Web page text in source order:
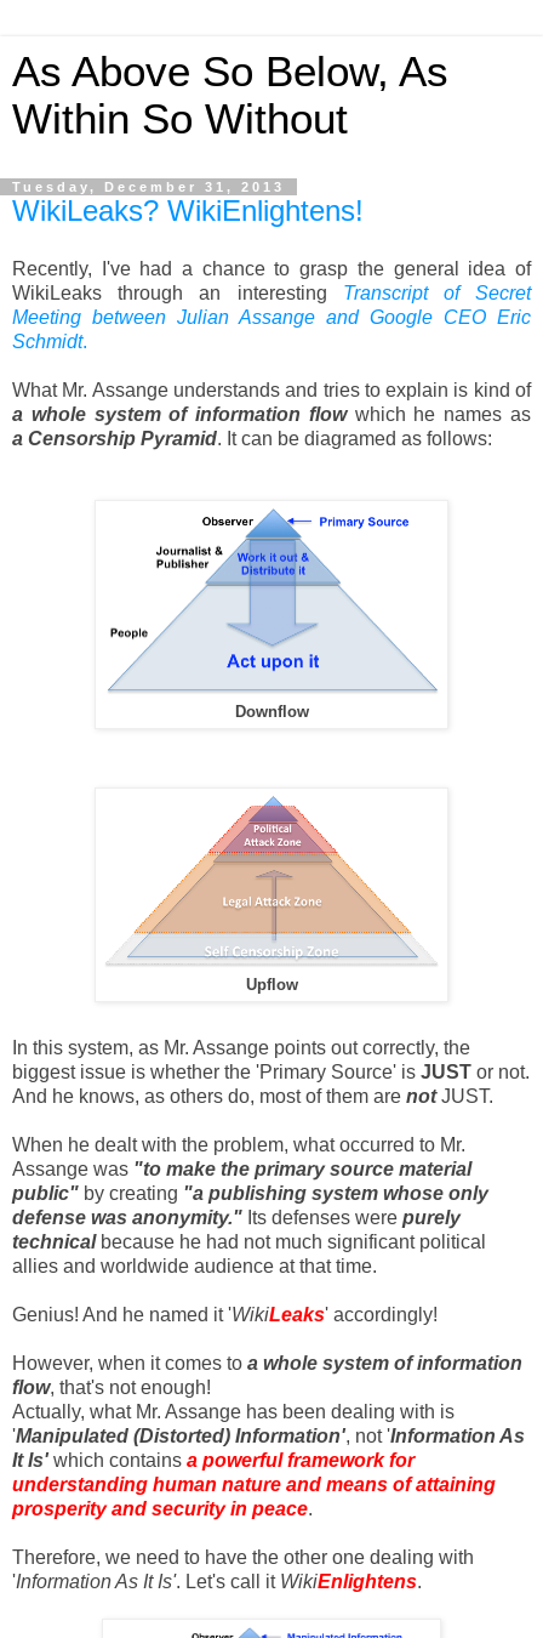
As Above So Below, As
Within So Without
Tuesday, December 31, 2013
WikiLeaks? WikiEnlightens!
Recently, I've had a chance to grasp the general idea of
WikiLeaks through an interesting Transcript of Secret
Meeting between Julian Assange and Google CEO Eric
Schmidt.
What Mr. Assange understands and tries to explain is kind of
a whole system of information flow which he names as
a Censorship Pyramid. It can be diagramed as follows:
Downflow
Upflow
In this system, as Mr. Assange points out correctly, the
biggest issue is whether the 'Primary Source' is JUST or not.
And he knows, as others do, most of them are notJUST.
When he dealt with the problem, what occurred to Mr.
Assange was "to make the primary source material
public" by creating "a publishing system whose only
defense was anonymity." Its defenses were purely
technicalbecause he had not much significant political
allies and worldwide audience at that time.
Genius! And he named it 'WikiLeaks' accordingly!
However, when it comes to a whole system of information
flow, that's not enough!
Actually, what Mr. Assange has been dealing with is
'Manipulated (Distorted) Information', not 'Information As
It Is' which contains a powerful framework for
understanding human nature and means of attaining
prosperity and security in peace.
Therefore, we need to have the other one dealing with
'Information As It Is'. Let's call it WikiEnlightens.